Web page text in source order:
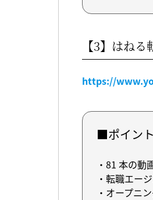
【3】はね
https://
■ポイント
・81 本の動
・転職エー
・オープニ